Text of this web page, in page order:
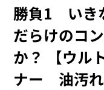
勝負1 いき
だらけのコ
か？ 【ウル
ナー 油汚れ